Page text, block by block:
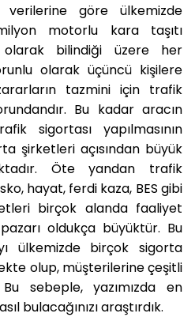
verilerine göre ülkemizde
motorlu kara taşıtı
olarak bilindiği üzere her
olarak üçüncü kişilere
tazmini için trafik
Bu kadar aracın
sigortası yapılmasının
şirketleri açısından büyük
Öte yandan trafik
hayat, ferdi kaza, BES gibi
birçok alanda faaliyet
oldukça büyüktür. Bu
ülkemizde birçok sigorta
olup, müşterilerine çeşitli
sebeple, yazımızda en
bulacağınızı araştırdık.